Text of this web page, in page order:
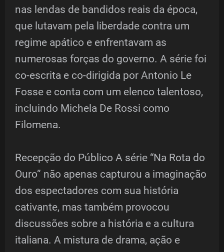
nas lendas de bandidos reais da época,
que lutavam pela liberdade contra um
regime apático e enfrentavam as
numerosas forças do governo. A série foi
co-escrita e co-dirigida por Antonio Le
Fosse e conta com um elenco talentoso,
incluindo Michela De Rossi como
Filomena.
Recepção do Público A série “Na Rota do
Ouro” não apenas capturou a imaginação
dos espectadores com sua história
cativante, mas também provocou
discussões sobre a história e a cultura
italiana. A mistura de drama, ação e